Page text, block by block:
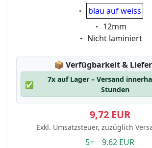
Eigenschaft:
blau auf weiss
Eigenschaft:
12mm
Eigenschaft:
Nicht laminiert
📦 Lagerstatus:
Verfügbarkeit &
✅
7x auf Lager – Versand
Stunden
9,72 EUR
Exkl. Umsatzsteuer, zuzüglich
5+ 9.62 EUR